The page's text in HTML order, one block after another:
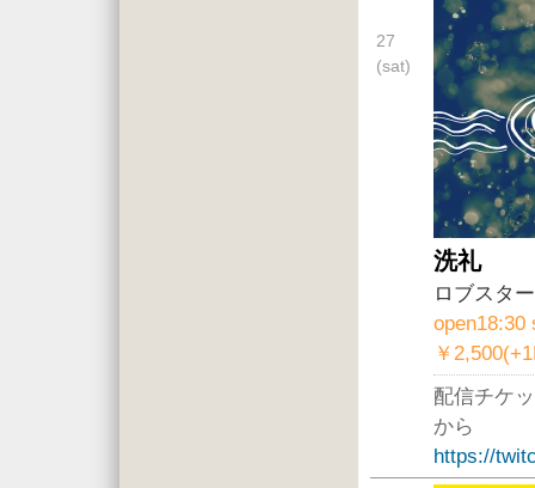
27
(sat)
洗礼
ロブスタ
open18:30
￥
配信チケ
から
https://